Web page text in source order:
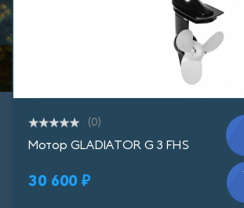
(0)
Мотор GLADIATOR G 3 FHS
30 600 ₽